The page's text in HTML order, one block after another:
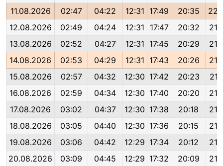
11.08.2026
02:47 04:22 12:31 17:49 20:35
12.08.2026
02:49 04:24 12:31 17:47 20:32
13.08.2026
02:52 04:27 12:31 17:45 20:29
14.08.2026
02:53 04:29 12:31 17:43 20:26
15.08.2026
02:57 04:32 12:30 17:42 20:23
16.08.2026
02:59 04:34 12:30 17:40 20:20
17.08.2026
03:02 04:37 12:30 17:38 20:18
18.08.2026
03:05 04:40 12:30 17:36 20:15
19.08.2026
03:06 04:42 12:29 17:34 20:12
20.08.2026
03:09 04:45 12:29 17:32 20:09